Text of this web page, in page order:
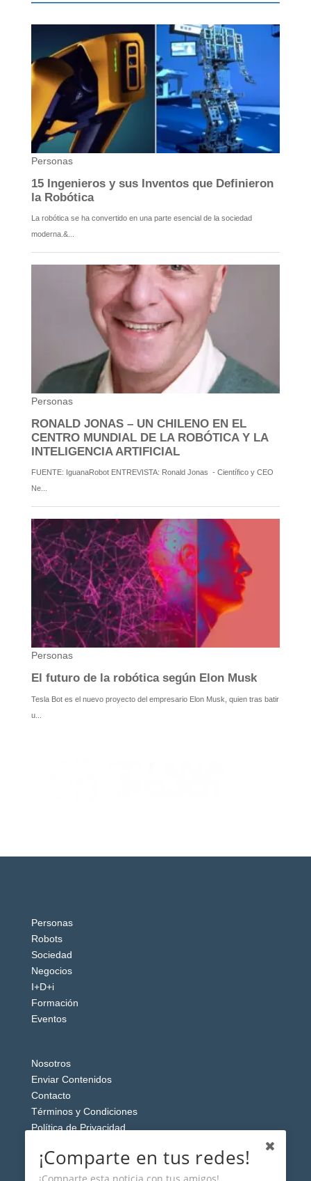
Personas
Robots
Sociedad
Negocios
I+D+i
Formación
Eventos
Nosotros
Enviar Contenidos
Contacto
Términos y Condiciones
Política de Privacidad
¡Comparte en tus redes!
¡Comparte esta noticia con tus amigos!